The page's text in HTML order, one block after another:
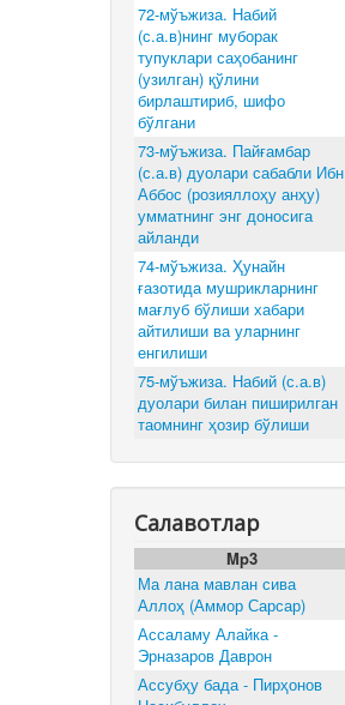
72-мўъжиза. Набий
(с.а.в)нинг муборак
тупуклари саҳобанинг
(узилган) қўлини
бирлаштириб, шифо
бўлгани
73-мўъжиза. Пайғамбар
(с.а.в) дуолари сабабли Ибн
Аббос (розияллоҳу анҳу)
умматнинг энг доносига
айланди
74-мўъжиза. Ҳунайн
ғазотида мушрикларнинг
мағлуб бўлиши хабари
айтилиши ва уларнинг
енгилиши
75-мўъжиза. Набий (с.а.в)
дуолари билан пиширилган
таомнинг ҳозир бўлиши
Салавотлар
Mp3
Ма лана мавлан сива
Аллоҳ (Аммор Сарсар)
Ассаламу Алайка -
Эрназаров Даврон
Ассубҳу бада - Пирҳонов